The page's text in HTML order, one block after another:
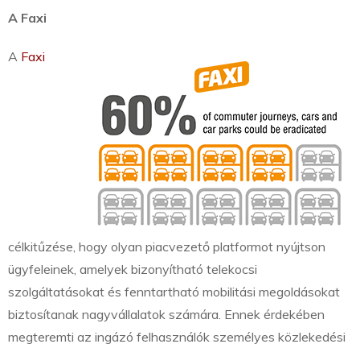
A Faxi
A Faxi
célkitűzése, hogy olyan piacvezető platformot nyújtson
ügyfeleinek, amelyek bizonyítható telekocsi
szolgáltatásokat és fenntartható mobilitási megoldásokat
biztosítanak nagyvállalatok számára. Ennek érdekében
megteremti az ingázó felhasználók személyes közlekedési